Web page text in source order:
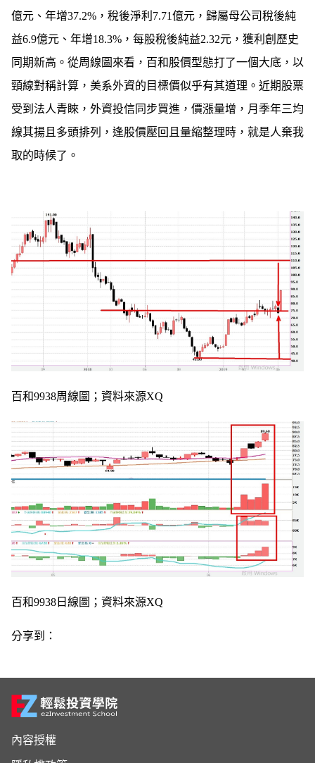
億元、年增37.2%，稅後淨利7.71億元，歸屬母公司稅後純
益6.9億元、年增18.3%，每股稅後純益2.32元，獲利創歷史
同期新高。從周線圖來看，百和股價型態打了一個大底，以
頸線對稱計算，美系外資的目標價似乎有其道理。近期股票
受到法人青睞，外資投信同步買進，價漲量增，月季年三均
線其揚且多頭排列，逢股價壓回且量縮整理時，就是人棄我
取的時候了。
百和9938周線圖；資料來源XQ
百和9938日線圖；資料來源XQ
分享到：
內容授權